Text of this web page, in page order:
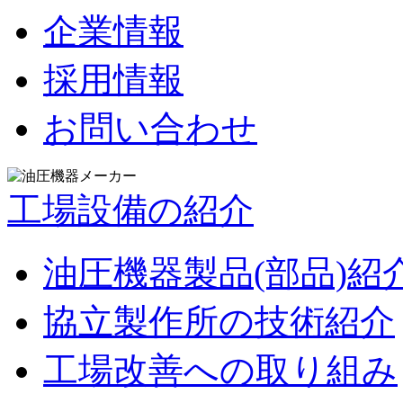
企業情報
採用情報
お問い合わせ
工場設備の紹介
油圧機器製品(部品)紹
協立製作所の技術紹介
工場改善への取り組み